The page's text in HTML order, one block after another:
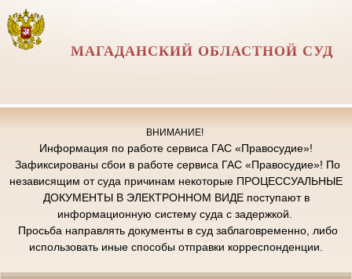
МАГАДАНСКИЙ ОБЛАСТНОЙ СУД
ВНИМАНИЕ!
Информация по работе сервиса ГАС «Правосудие»!
Зафиксированы сбои в работе сервиса ГАС «Правосудие»! По
независящим от суда причинам некоторые ПРОЦЕССУАЛЬНЫЕ
ДОКУМЕНТЫ В ЭЛЕКТРОННОМ ВИДЕ поступают в
информационную систему суда с задержкой.
Просьба направлять документы в суд заблаговременно, либо
использовать иные способы отправки корреспонденции.